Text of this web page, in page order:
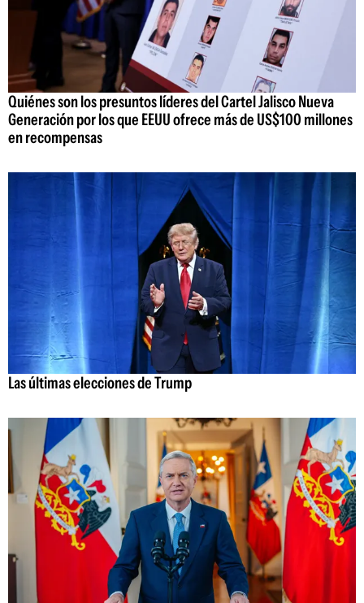
Quiénes son los presuntos líderes del Cartel Jalisco Nueva
Generación por los que EEUU ofrece más de US$100 millones
en recompensas
Las últimas elecciones de Trump